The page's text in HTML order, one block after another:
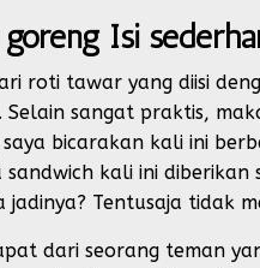
Isi
roti tawar yang diisi
sangat praktis,
bicarakan kali ini
kali ini
jadinya? Tentusaja tidak
dari seorang teman